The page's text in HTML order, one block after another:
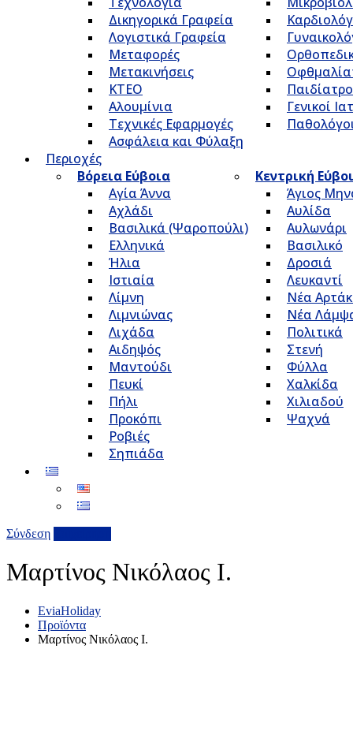
Δικηγορικά Γραφεία
Λογιστικά Γραφεία
Μεταφορές
Μετακινήσεις
ΚΤΕΟ
Αλουμίνια
Τεχνικές Εφαρμογές
Ασφάλεια και Φύλαξη
Γενικοί
Περιοχές
Βόρεια Εύβοια
Αγία Άννα
Αχλάδι
Βασιλικά (Ψαροπούλι)
Ελληνικά
Ήλια
Ιστιαία
Λίμνη
Λιμνιώνας
Λιχάδα
Αιδηψός
Μαντούδι
Πευκί
Πήλι
Προκόπι
Ροβιές
Σηπιάδα
Κεντρική
Άγιος
Αυλίδα
Αυλωνάρι
Βασιλικό
Δροσιά
Λευκαντί
Νέα
Νέα
Πολιτικά
Στενή
Φύλλα
Χαλκίδα
Χιλιαδού
Ψαχνά
Σύνδεση
Μαρτίνος Νικόλαος Ι.
EviaHoliday
Προϊόντα
Μαρτίνος Νικόλαος Ι.